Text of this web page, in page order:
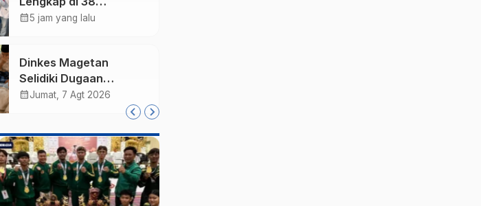
Kabupaten/Kota Jatim
calendar_month5 jam yang lalu
Dinkes Magetan
Selidiki Dugaan
Lonjakan Kasus Diare
di Lembeyan, Lakukan
Epidemiologi
calendar_monthJumat, 7 Agt 2026